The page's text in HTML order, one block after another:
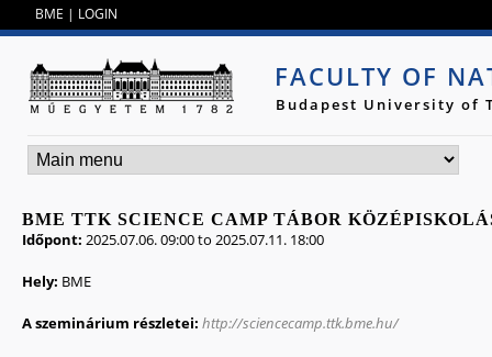
BME | LOGIN
FACULTY OF
Budapest University of
BME TTK SCIENCE CAMP TÁBOR
Időpont: 2025.07.06. 09:00to 2025.07.11. 18:00
Hely: BME
A szeminárium részletei: http://sciencecamp.ttk.bme.hu/